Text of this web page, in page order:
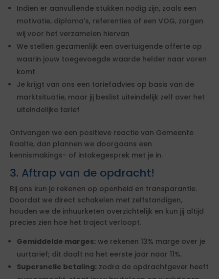
Indien er aanvullende stukken nodig zijn, zoals een
motivatie, diploma's, referenties of een VOG, zorgen
wij voor het verzamelen hiervan
We stellen gezamenlijk een overtuigende offerte op
waarin jouw toegevoegde waarde helder naar voren
komt
Je krijgt van ons een tariefadvies op basis van de
marktsituatie, maar jij beslist uiteindelijk zelf over het
uiteindelijke tarief
Ontvangen we een positieve reactie van Gemeente
Raalte, dan plannen we doorgaans een
kennismakings- of intakegesprek met je in.
3. Aftrap van de opdracht!
Bij ons kun je rekenen op openheid en transparantie.
Doordat we direct schakelen met zelfstandigen,
houden we de inhuurketen overzichtelijk en kun jij altijd
precies zien hoe het traject verloopt.
Gemiddelde marges: we rekenen 13% marge over je
uurtarief; dit daalt na het eerste jaar naar 11%.
Supersnelle betaling: zodra de opdrachtgever heeft